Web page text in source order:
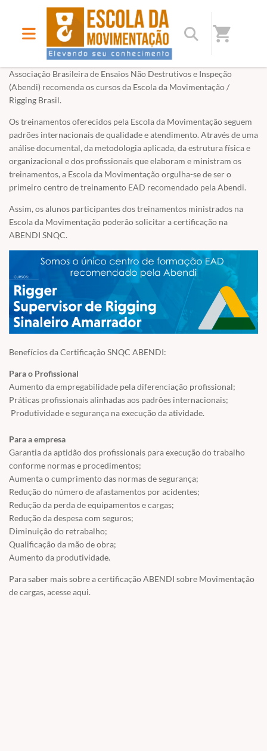
shopping_cart
Home Escola da Movimentação - Elevando seus conhecimentos
Associação Brasileira de Ensaios Não Destrutivos e Inspeção
(Abendi) recomenda os cursos da Escola da Movimentação /
Rigging Brasil.
Os treinamentos oferecidos pela Escola da Movimentação seguem
padrões internacionais de qualidade e atendimento. Através de uma
análise documental, da metodologia aplicada, da estrutura física e
organizacional e dos profissionais que elaboram e ministram os
treinamentos, a Escola da Movimentação orgulha-se de ser o
primeiro centro de treinamento EAD recomendado pela Abendi.
Assim, os alunos participantes dos treinamentos ministrados na
Escola da Movimentação poderão solicitar a certificação na
ABENDI SNQC.
Benefícios da Certificação SNQC ABENDI:
Para o Profissional
Aumento da empregabilidade pela diferenciação profissional;
Práticas profissionais alinhadas aos padrões internacionais;
Produtividade e segurança na execução da atividade.
Para a empresa
Garantia da aptidão dos profissionais para execução do trabalho
conforme normas e procedimentos;
Aumenta o cumprimento das normas de segurança;
Redução do número de afastamentos por acidentes;
Redução da perda de equipamentos e cargas;
Redução da despesa com seguros;
Diminuição do retrabalho;
Qualificação da mão de obra;
Aumento da produtividade.
Para saber mais sobre a certificação ABENDI sobre Movimentação
de cargas, acesse aqui.